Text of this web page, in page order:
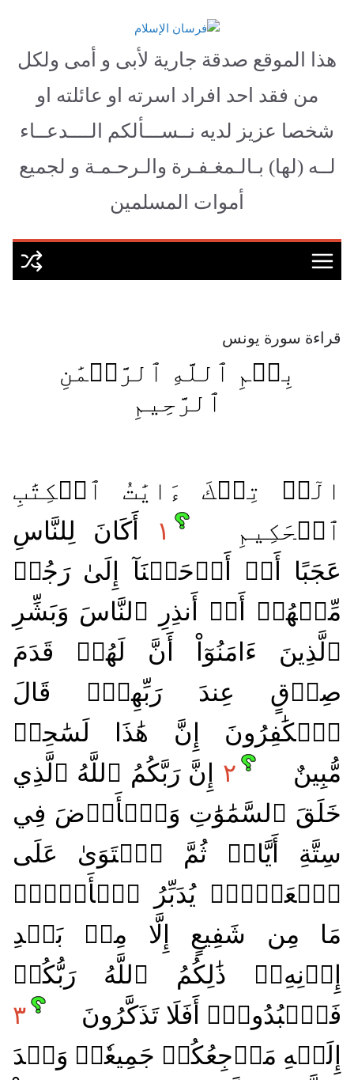
هذا الموقع صدقة جارية لأبى و أمى ولكل
من فقد احد افراد اسرته او عائلته او
شخصا عزيز لديه نــســـألكم الــــدعــاء
لــه (لها) بـالـمغـفـرة والـرحـمـة و لجميع
أموات المسلمين
قراءة سورة يونس
بِسۡمِ ٱللَّهِ ٱلرَّحۡمَٰنِ
ٱلرَّحِيمِ
الٓرۚ تِلۡكَ ءَايَٰتُ ٱلۡكِتَٰبِ
ٱلۡحَكِيمِ
١
أَكَانَ لِلنَّاسِ
عَجَبًا أَنۡ أَوۡحَيۡنَآ إِلَىٰ رَجُلٖ
مِّنۡهُمۡ أَنۡ أَنذِرِ ٱلنَّاسَ وَبَشِّرِ
ٱلَّذِينَ ءَامَنُوٓاْ أَنَّ لَهُمۡ قَدَمَ
صِدۡقٍ عِندَ رَبِّهِمۡۗ قَالَ
ٱلۡكَٰفِرُونَ إِنَّ هَٰذَا لَسَٰحِرٞ
مُّبِينٌ
٢ إِنَّ رَبَّكُمُ ٱللَّهُ ٱلَّذِي
خَلَقَ ٱلسَّمَٰوَٰتِ وَٱلۡأَرۡضَ فِي
سِتَّةِ أَيَّامٖ ثُمَّ ٱسۡتَوَىٰ عَلَى
ٱلۡعَرۡشِۖ يُدَبِّرُ ٱلۡأَمۡرَۖ
مَا مِن شَفِيعٍ إِلَّا مِنۢ بَعۡدِ
إِذۡنِهِۦۚ ذَٰلِكُمُ ٱللَّهُ رَبُّكُمۡ
فَٱعۡبُدُوهُۚ أَفَلَا تَذَكَّرُونَ
٣
إِلَيۡهِ مَرۡجِعُكُمۡ جَمِيعٗاۖ وَعۡدَ